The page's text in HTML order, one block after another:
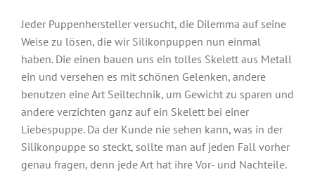
Jeder Puppenhersteller versucht, die Dilemma auf seine
Weise zu lösen, die wir Silikonpuppen nun einmal
haben. Die einen bauen uns ein tolles Skelett aus Metall
ein und versehen es mit schönen Gelenken, andere
benutzen eine Art Seiltechnik, um Gewicht zu sparen und
andere verzichten ganz auf ein Skelett bei einer
Liebespuppe. Da der Kunde nie sehen kann, was in der
Silikonpuppe so steckt, sollte man auf jeden Fall vorher
genau fragen, denn jede Art hat ihre Vor- und Nachteile.